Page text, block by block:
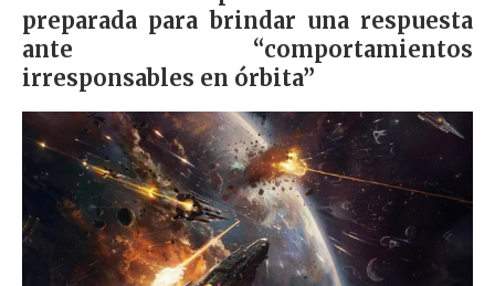
preparada para brindar una respuesta
ante “comportamientos
irresponsables en órbita”